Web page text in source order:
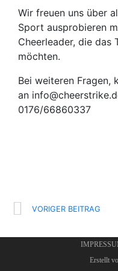
Wir freuen uns über
Sport ausprobieren
Cheerleader, die das
möchten.
Bei weiteren Fragen,
an
0176/66860337
VORIGER BEITRAG
Erstellt